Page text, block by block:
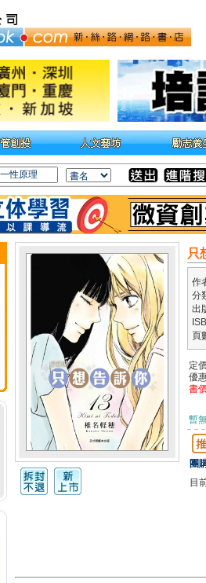
只
作
分
出
頁
定
優
書
暫
團
目